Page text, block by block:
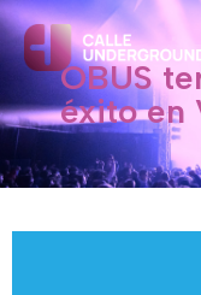
Ir
al
contenidoOBUS
éxito en